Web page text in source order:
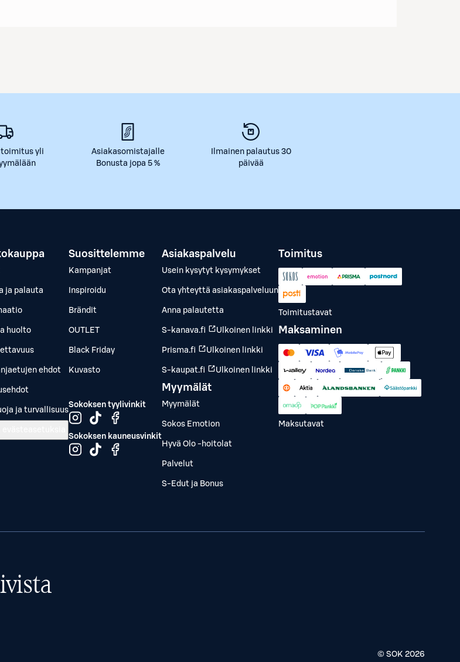
toimitus yli
Asiakasomistajalle
Bonusta jopa 5 %
Ilmainen palautus 30
päivää
ja palauta
huolto
ehdot
ja turvallisuus
Suosittelemme
Kampanjat
Inspiroidu
Brändit
OUTLET
Black Friday
Kuvasto
Sokoksen tyylivinkit
Sokoksen kauneusvinkit
Asiakaspalvelu
Usein kysytyt kysymykset
Ota yhteyttä asiakaspalveluun
Anna palautetta
S-kanava.fi Ulkoinen linkki
Prisma.fi Ulkoinen linkki
S-kaupat.fi Ulkoinen linkki
Myymälät
Myymälät
Sokos Emotion
Hyvä Olo -hoitolat
Palvelut
S-Edut ja Bonus
Toimitus
Toimitustavat
Maksaminen
Maksutavat
© SOK 2026